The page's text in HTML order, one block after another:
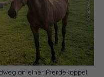
an einer Pferdekoppel